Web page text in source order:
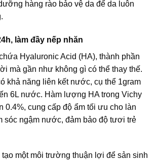
hàng rào bảo vệ da để da luôn
làm đầy nếp nhăn
Hyaluronic Acid (HA), thành phần
mà gần như không gì có thể thay thế.
khả năng liên kết nước, cụ thể 1gram
6L nước. Hàm lượng HA trong Vichy
0.4%, cung cấp độ ẩm tối ưu cho làn
sóc ngậm nước, đảm bảo độ tươi trẻ
một môi trường thuận lợi để sản sinh